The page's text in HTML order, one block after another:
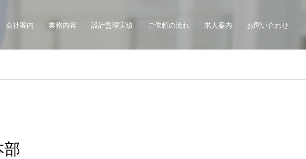
会社案内 業務内容 設計監理実績 ご依頼の流れ 求人案内 お問い合わせ
部